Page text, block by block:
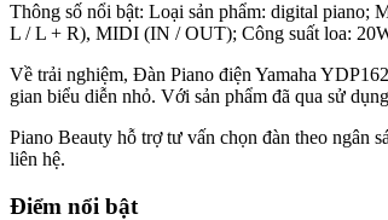
Thông số nổi bật: Loại sản phẩm: digital piano;
L / L + R), MIDI (IN / OUT); Công suất loa:
Về trải nghiệm, Đàn Piano điện Yamaha
gian biểu diễn nhỏ. Với sản phẩm đã qua sử
Piano Beauty hỗ trợ tư vấn chọn đàn theo ngân
liên hệ.
Điểm nổi bật